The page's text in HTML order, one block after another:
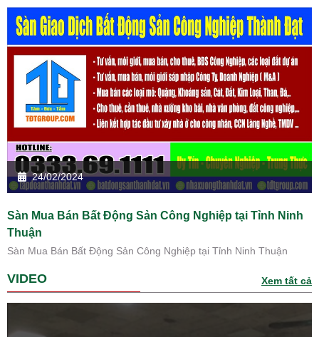
24/02/2024
Sàn Mua Bán Bất Động Sản Công Nghiệp tại Tỉnh Ninh
Thuận
Sàn Mua Bán Bất Động Sản Công Nghiệp tại Tỉnh Ninh Thuận
VIDEO Xem tất cả